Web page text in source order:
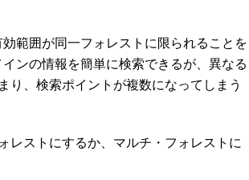
範囲が同一フォレストに限られることを
ンの情報を簡単に検索できるが、異なる
り、検索ポイントが複数になってしまう
ストにするか、マルチ・フォレストに